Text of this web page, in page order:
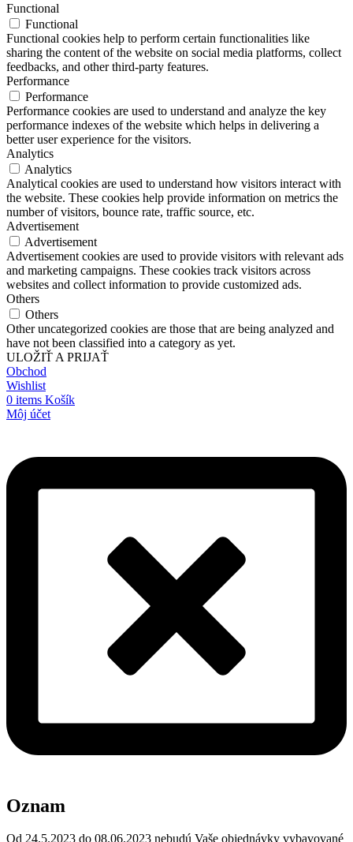
Functional
Functional
Functional cookies help to perform certain functionalities like
sharing the content of the website on social media platforms, collect
feedbacks, and other third-party features.
Performance
Performance
Performance cookies are used to understand and analyze the key
performance indexes of the website which helps in delivering a
better user experience for the visitors.
Analytics
Analytics
Analytical cookies are used to understand how visitors interact with
the website. These cookies help provide information on metrics the
number of visitors, bounce rate, traffic source, etc.
Advertisement
Advertisement
Advertisement cookies are used to provide visitors with relevant ads
and marketing campaigns. These cookies track visitors across
websites and collect information to provide customized ads.
Others
Others
Other uncategorized cookies are those that are being analyzed and
have not been classified into a category as yet.
ULOŽIŤ A PRIJAŤ
Obchod
Wishlist
0 items Košík
Môj účet
Oznam
Od 24.5.2023 do 08.06.2023 nebudú Vaše objednávky vybavované